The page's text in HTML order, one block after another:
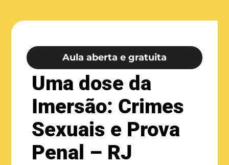
Aula aberta e gratuita
Uma dose da
Imersão: Crimes
Sexuais e Prova
Penal – RJ